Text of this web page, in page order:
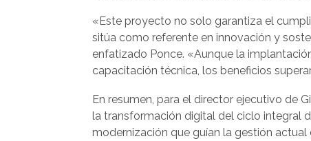
«Este proyecto no solo garantiza el
sitúa como referente en innovación y
enfatizado Ponce. «Aunque la
capacitación técnica, los beneficios
En resumen, para el director ejecutivo de
la transformación digital del ciclo integral
modernización que guían la gestión